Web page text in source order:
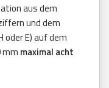
aus dem
und dem
oder E) auf dem
mm maximal acht